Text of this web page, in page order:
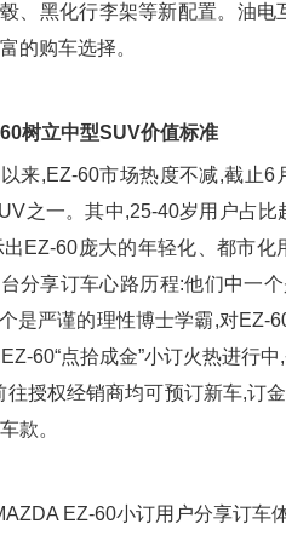
、黑化行李架等新配置。油电
的购车选择。
树立中型SUV价值标准
,EZ-60市场热度不减,截止6
之一。其中,25-40岁用户占
EZ-60庞大的年轻化、都市化
分享订车心路历程:他们中一
是严谨的理性博士学霸,对EZ-
60“点拾成金”小订火热进行
授权经销商均可预订新车,订
款。
EZ-60小订用户分享订车